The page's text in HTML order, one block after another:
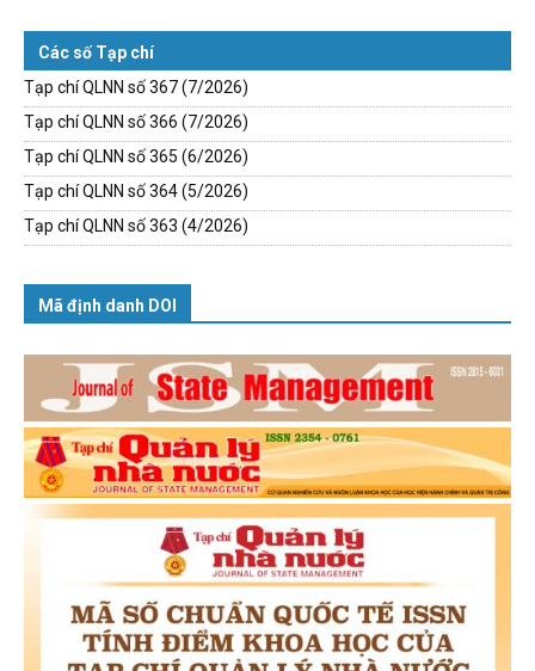
Các số Tạp chí
Tạp chí QLNN số 367 (7/2026)
Tạp chí QLNN số 366 (7/2026)
Tạp chí QLNN số 365 (6/2026)
Tạp chí QLNN số 364 (5/2026)
Tạp chí QLNN số 363 (4/2026)
Mã định danh DOI